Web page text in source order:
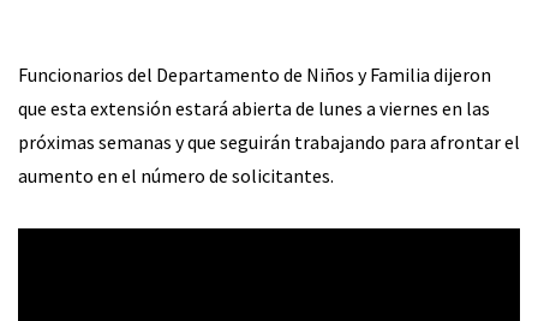
Funcionarios del Departamento de Niños y Familia dijeron
que esta extensión estará abierta de lunes a viernes en las
próximas semanas y que seguirán trabajando para afrontar el
aumento en el número de solicitantes.